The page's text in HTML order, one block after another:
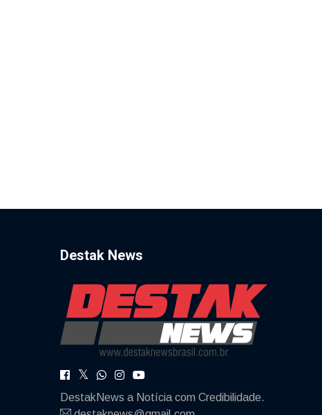
Destak News
DestakNews a Notícia com Credibilidade.